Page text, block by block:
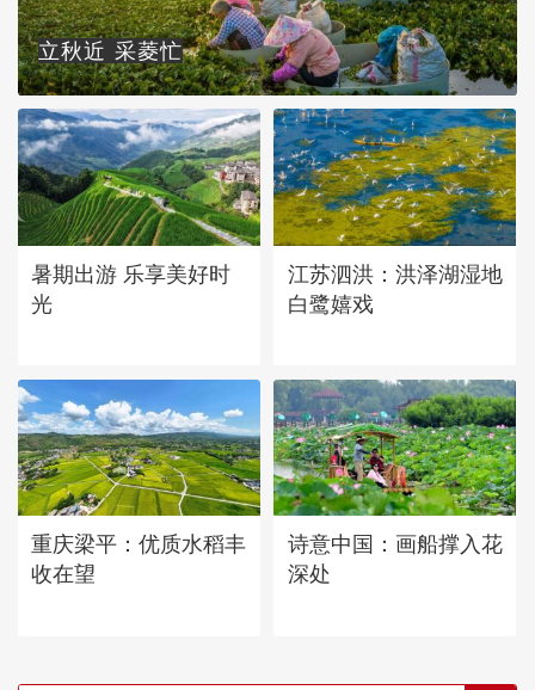
立秋近 采菱忙
暑期出游 乐享美好时
光
江苏泗洪：洪泽湖湿地
白鹭嬉戏
重庆梁平：优质水稻丰
收在望
诗意中国：画船撑入花
深处